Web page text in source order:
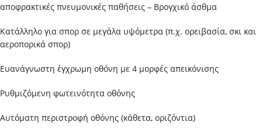
αποφρακτικές πνευμονικές παθήσεις – Βρογχικό άσθμα
Κατάλληλο για σπορ σε μεγάλα υψόμετρα (π.χ. ορειβασία, σκι και
αεροπορικά σπορ)
Ευανάγνωστη έγχρωμη οθόνη με 4 μορφές απεικόνισης
Ρυθμιζόμενη φωτεινότητα οθόνης
Αυτόματη περιστροφή οθόνης (κάθετα, οριζόντια)